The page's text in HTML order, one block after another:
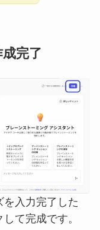
成完了
を入力完了した
て完成です。